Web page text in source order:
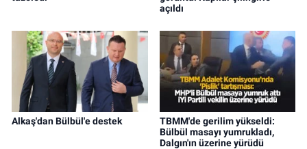
açıldı
Alkaş'dan Bülbül'e destek
TBMM'de gerilim yükseldi:
Bülbül masayı yumrukladı,
Dalgın'ın üzerine yürüdü